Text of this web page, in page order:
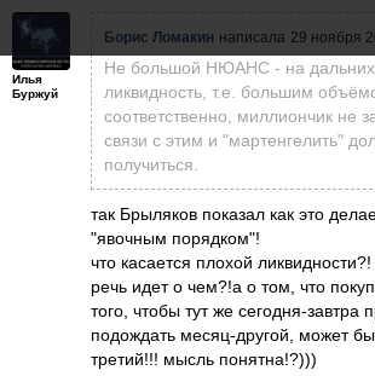
Илья
Буржуй
Борис Ломакин написала 29 ноября
Не большой НЮАНС - на
ликвидность, т.е. большим
соответственно, миллиончик не
связи с этим и "мартенгелить"
получиться.
так Брыляков показал как это
"явочным порядком"!
что касается плохой ликвидности?!
речь идет о чем?!а о том, что
того, чтобы тут же сегодня-завтра
подождать месяц-другой, может
третий!!! мысль понятна!?)))